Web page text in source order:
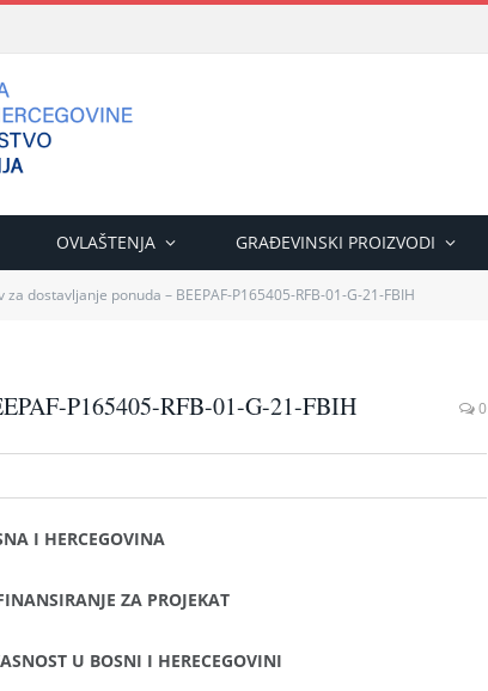
OVLAŠTENJA GRAĐEVINSKI PROIZVODI
za dostavljanje ponuda – BEEPAF-P165405-RFB-01-G-21-FBIH
P165405-RFB-01-G-21-FBIH 0
I HERCEGOVINA
ZA PROJEKAT
U BOSNI I HERECEGOVINI